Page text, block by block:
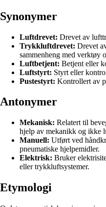
Synonymer
Luftdrevet: Drevet av
Trykkluftdrevet: Drevet
sammenheng med verktøy
Luftbetjent: Betjent eller
Luftstyrt: Styrt eller
Pustestyrt: Kontrollert av
Antonymer
Mekanisk: Relatert til
hjelp av mekanikk og ikke
Manuell: Utført ved
pneumatiske hjelpemidler.
Elektrisk: Bruker
eller trykkluftsystemer.
Etymologi